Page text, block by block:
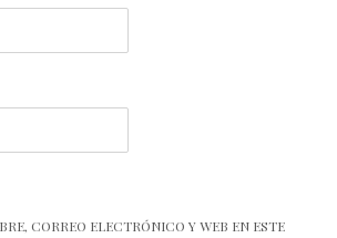
CORREO ELECTRÓNICO Y WEB EN ESTE